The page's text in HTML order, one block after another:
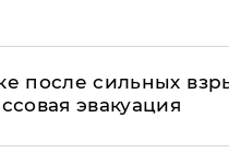
после сильных
эвакуация